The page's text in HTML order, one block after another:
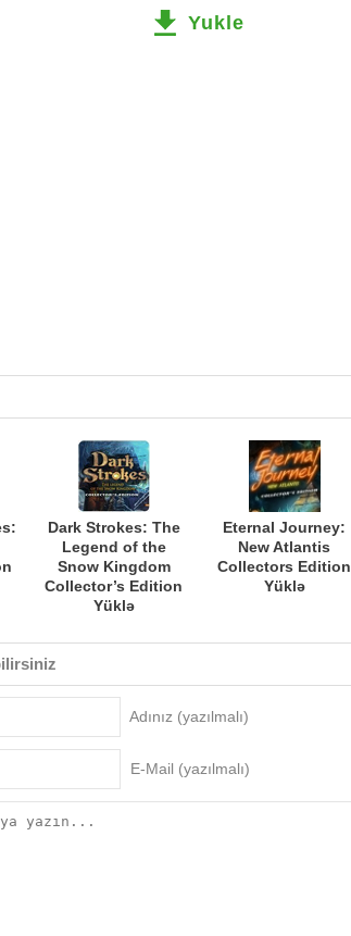
Yukle
Dark Strokes: The
Legend of the
Snow Kingdom
Collector’s Edition
Yüklə
Eternal Journey:
New Atlantis
Collectors Edition
Yüklə
Adınız (yazılmalı)
E-Mail (yazılmalı)